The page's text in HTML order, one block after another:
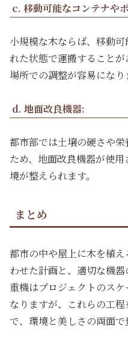
c. 移動可能なコンテナや
小規模な木ならば、移動
れた状態で運搬すること
場所での調整が容易になり
d. 地面改良機器:
都市部では土壌の硬さや
ため、地面改良機器が使
境が整えられます。
まとめ
都市の中や屋上に木を植
わせた計画と、適切な機
重機はプロジェクトのス
なりますが、これらの工
で、環境と美しさの両面で